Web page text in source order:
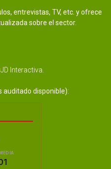
entrevistas, TV, etc. y ofrece
sobre el sector.
Interactiva
auditado disponible):